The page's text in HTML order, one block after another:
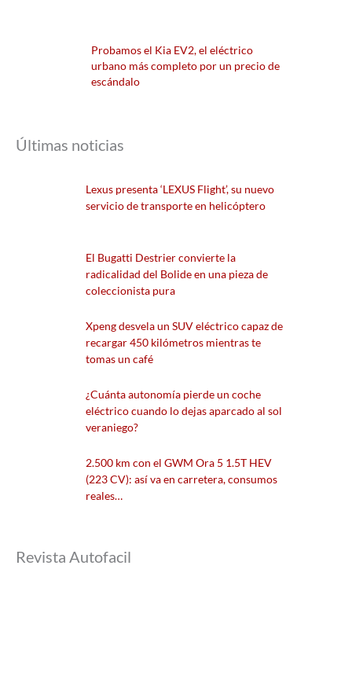
Probamos el Kia EV2, el eléctrico
urbano más completo por un precio de
escándalo
Últimas noticias
Lexus presenta ‘LEXUS Flight’, su nuevo
servicio de transporte en helicóptero
El Bugatti Destrier convierte la
radicalidad del Bolide en una pieza de
coleccionista pura
Xpeng desvela un SUV eléctrico capaz de
recargar 450 kilómetros mientras te
tomas un café
¿Cuánta autonomía pierde un coche
eléctrico cuando lo dejas aparcado al sol
veraniego?
2.500 km con el GWM Ora 5 1.5T HEV
(223 CV): así va en carretera, consumos
reales…
Revista Autofacil